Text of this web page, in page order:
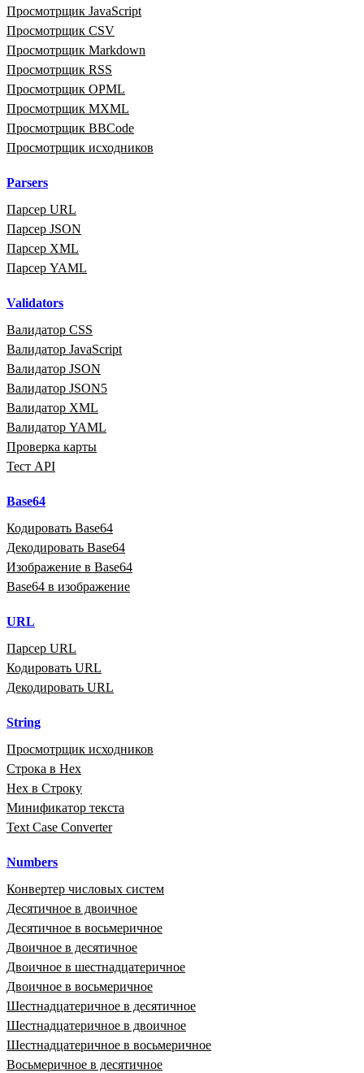
Просмотрщик JavaScript
Просмотрщик CSV
Просмотрщик Markdown
Просмотрщик RSS
Просмотрщик OPML
Просмотрщик MXML
Просмотрщик BBCode
Просмотрщик исходников
Parsers
Парсер URL
Парсер JSON
Парсер XML
Парсер YAML
Validators
Валидатор CSS
Валидатор JavaScript
Валидатор JSON
Валидатор JSON5
Валидатор XML
Валидатор YAML
Проверка карты
Тест API
Base64
Кодировать Base64
Декодировать Base64
Изображение в Base64
Base64 в изображение
URL
Парсер URL
Кодировать URL
Декодировать URL
String
Просмотрщик исходников
Строка в Hex
Hex в Строку
Минификатор текста
Text Case Converter
Numbers
Конвертер числовых систем
Десятичное в двоичное
Десятичное в восьмеричное
Двоичное в десятичное
Двоичное в шестнадцатеричное
Двоичное в восьмеричное
Шестнадцатеричное в десятичное
Шестнадцатеричное в двоичное
Шестнадцатеричное в восьмеричное
Восьмеричное в десятичное